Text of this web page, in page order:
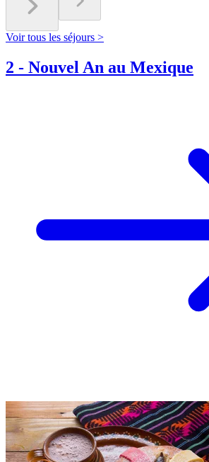
Voir tous les séjours >
2 - Nouvel An au Mexique